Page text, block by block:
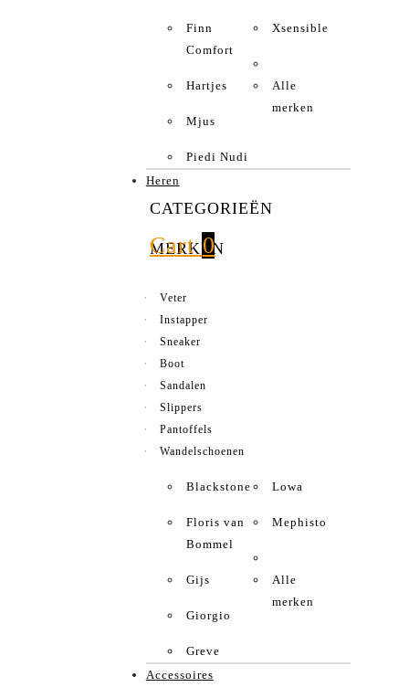
Finn
Comfort
Hartjes
Mjus
Piedi Nudi
Xsensible
Alle
merken
Heren
CATEGORIEËN
MERKEN
Veter
Instapper
Sneaker
Boot
Sandalen
Slippers
Pantoffels
Wandelschoenen
Blackstone
Floris van
Bommel
Gijs
Giorgio
Greve
Lowa
Mephisto
Alle
merken
Accessoires
Cart 0